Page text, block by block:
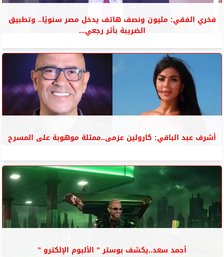
فخري الفقي: مليون ونصف هاتف يدخل مصر سنويًا.. وتطبيق
الضريبة بأثر رجعي...
أشرف عبد الباقي: كارولين عزمى..ممثلة موهوبة على المسرح
أحمد سعد..يكشف بوستر ” الألبوم الإلكترو ”